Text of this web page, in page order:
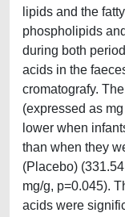
lipids and the
phospholipids
during both
acids in the
cromatografy.
(expressed as
lower when
than when they
(Placebo)
mg/g, p=0.045).
acids were